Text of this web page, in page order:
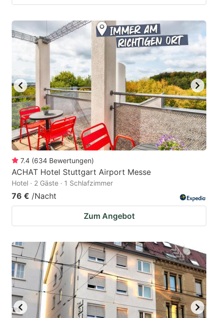
7.4 (634 Bewertungen)
ACHAT Hotel Stuttgart Airport Messe
Hotel · 2 Gäste · 1 Schlafzimmer
76 € /Nacht
Zum Angebot